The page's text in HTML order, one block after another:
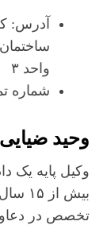
آدرس:
واحد ۳
شماره تماس:
وحید ضیایی
وکیل پایه یک
بیش از ۱۵ سال سابقه و بیش از ۲۰۰۰ پرونده موفق.
تخصص در دعاوی